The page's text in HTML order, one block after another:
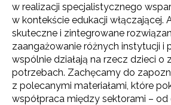
w realizacji specjalistycznego
w kontekście edukacji włączającej.
skuteczne i zintegrowane
zaangażowanie różnych instytucji i
wspólnie działają na rzecz dzieci o
potrzebach. Zachęcamy do
z polecanymi materiałami, które
współpraca między sektorami – od